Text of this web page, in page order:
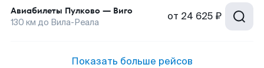
Авиабилеты Пулково — Виго
130 км до Вила-Реала от 24 625 ₽
Показать больше рейсов